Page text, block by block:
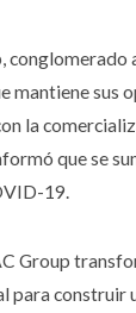
conglomerado
mantiene sus
la
que se
19.
Group
para construir